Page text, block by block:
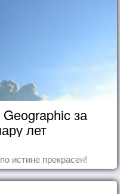
за
лет
истине прекрасен!